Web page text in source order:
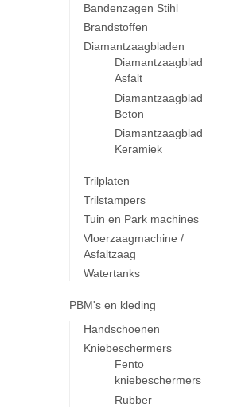
Bandenzagen Stihl
Brandstoffen
Diamantzaagbladen
Diamantzaagblad
Asfalt
Diamantzaagblad
Beton
Diamantzaagblad
Keramiek
Trilplaten
Trilstampers
Tuin en Park machines
Vloerzaagmachine /
Asfaltzaag
Watertanks
PBM's en kleding
Handschoenen
Kniebeschermers
Fento
kniebeschermers
Rubber